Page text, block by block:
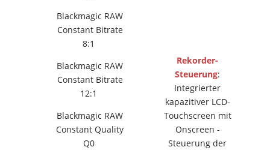
Blackmagic RAW
Constant Bitrate
8:1
Blackmagic RAW
Constant Bitrate
12:1
Blackmagic RAW
Constant Quality
Q0
Rekorder-
Steuerung:
Integrierter
kapazitiver LCD-
Touchscreen mit
Onscreen -
Steuerung der